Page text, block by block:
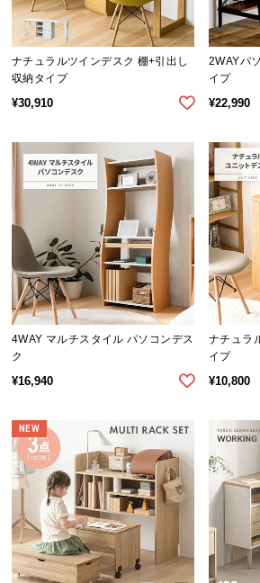
い
て
搬
入
に
つ
返
品・
キ
ャ
ン
ル
つ
い
て
証
に
つ
ナチュラルツインデスク 棚+引出し
収納タイプ
¥30,910
2WAYパ
イプ
¥22,990
4WAY マルチスタイル パソコンデス
ク
¥16,940
ナチュラ
イプ
¥10,800
NEW